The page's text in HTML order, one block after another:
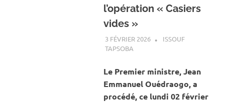
l’opération « Casiers
vides »
3 FÉVRIER 2026
ISSOUF
TAPSOBA
Le Premier ministre, Jean
Emmanuel Ouédraogo, a
procédé, ce lundi 02 février